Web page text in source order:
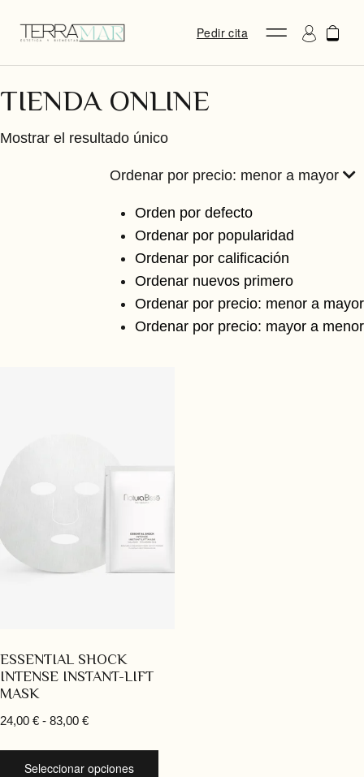
Pedir cita
TIENDA ONLINE
Mostrar el resultado único
Ordenar por precio: menor a mayor
Orden por defecto
Ordenar por popularidad
Ordenar por calificación
Ordenar nuevos primero
Ordenar por precio: menor a mayor
Ordenar por precio: mayor a menor
ESSENTIAL SHOCK
INTENSE INSTANT-LIFT
MASK
24,00 € - 83,00 €
Seleccionar opciones